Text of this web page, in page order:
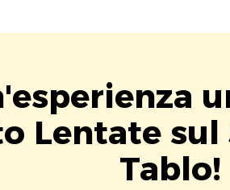
Lentate sul
Tablo!